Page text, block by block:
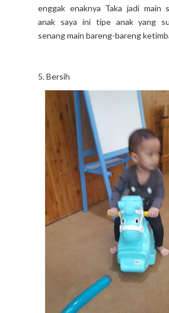
enggak enaknya Taka jadi main
anak saya ini tipe anak yang
senang main bareng-bareng
5. Bersih